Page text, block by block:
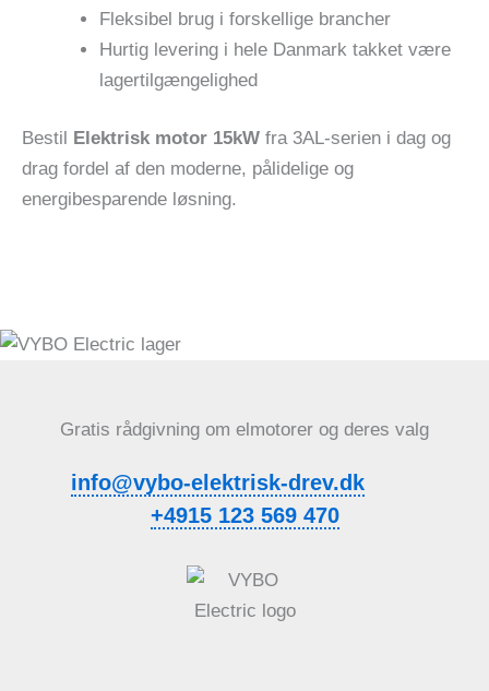
Fleksibel brug i forskellige brancher
Hurtig levering i hele Danmark takket være
lagertilgængelighed
Bestil Elektrisk motor 15kW fra 3AL-serien i dag og
drag fordel af den moderne, pålidelige og
energibesparende løsning.
Gratis rådgivning om elmotorer og deres valg
info@vybo-elektrisk-drev.dk
+4915 123 569 470